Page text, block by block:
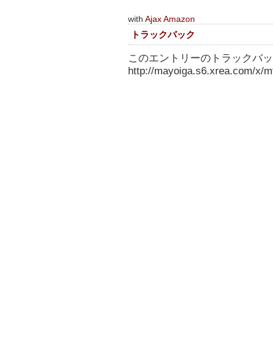
with Ajax Amazon
トラックバック
このエントリーのトラックバ
http://mayoiga.s6.xrea.com/x/